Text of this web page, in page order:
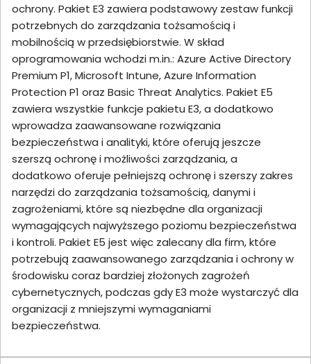
ochrony. Pakiet E3 zawiera podstawowy zestaw funkcji
potrzebnych do zarządzania tożsamością i
mobilnością w przedsiębiorstwie. W skład
oprogramowania wchodzi m.in.: Azure Active Directory
Premium P1, Microsoft Intune, Azure Information
Protection P1 oraz Basic Threat Analytics. Pakiet E5
zawiera wszystkie funkcje pakietu E3, a dodatkowo
wprowadza zaawansowane rozwiązania
bezpieczeństwa i analityki, które oferują jeszcze
szerszą ochronę i możliwości zarządzania, a
dodatkowo oferuje pełniejszą ochronę i szerszy zakres
narzędzi do zarządzania tożsamością, danymi i
zagrożeniami, które są niezbędne dla organizacji
wymagających najwyższego poziomu bezpieczeństwa
i kontroli. Pakiet E5 jest więc zalecany dla firm, które
potrzebują zaawansowanego zarządzania i ochrony w
środowisku coraz bardziej złożonych zagrożeń
cybernetycznych, podczas gdy E3 może wystarczyć dla
organizacji z mniejszymi wymaganiami
bezpieczeństwa.